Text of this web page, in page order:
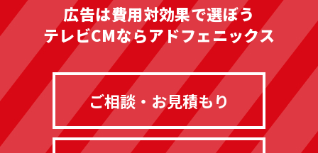
広告は費用対効果で選ぼう
テレビCMならアドフェニックス
ご相談・お見積もり